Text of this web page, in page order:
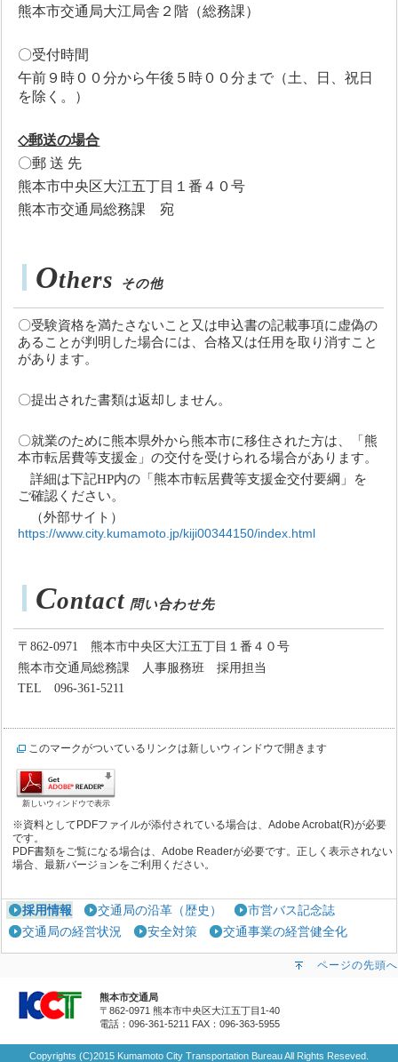
熊本市交通局大江局舎２階（総務課）
〇受付時間
午前９時００分から午後５時００分まで（土、日、祝日
を除く。）
◇郵送の場合
〇郵 送 先
熊本市中央区大江五丁目１番４０号
熊本市交通局総務課 宛
Others その他
〇受験資格を満たさないこと又は申込書の記載事項に虚偽の
あることが判明した場合には、合格又は任用を取り消すこと
があります。
〇提出された書類は返却しません。
〇就業のために熊本県外から熊本市に移住された方は、「熊
本市転居費等支援金」の交付を受けられる場合があります。
詳細は下記HP内の「熊本市転居費等支援金交付要綱」を
ご確認ください。
（外部サイト）
https://www.city.kumamoto.jp/kiji00344150/index.html
Contact 問い合わせ先
〒862-0971
熊本市中央区大江五丁目１番４０号
熊本市交通局総務課 人事服務班 採用担当
TEL
096-361-5211
このマークがついているリンクは新しいウィンドウで開きます
新しいウィンドウで表示
※資料としてPDFファイルが添付されている場合は、Adobe Acrobat(R)が必要
です。
PDF書類をご覧になる場合は、Adobe Readerが必要です。正しく表示されない
場合、最新バージョンをご利用ください。
採用情報 交通局の沿革（歴史）
市営バス記念誌
交通局の経営状況
安全対策 交通事業の経営健全化
ページの先頭へ
熊本市交通局
〒862-0971 熊本市中央区大江五丁目1-40
電話：096-361-5211 FAX：096-363-5955
Copyrights (C)2015 Kumamoto City Transportation Bureau All Rights Reseved.